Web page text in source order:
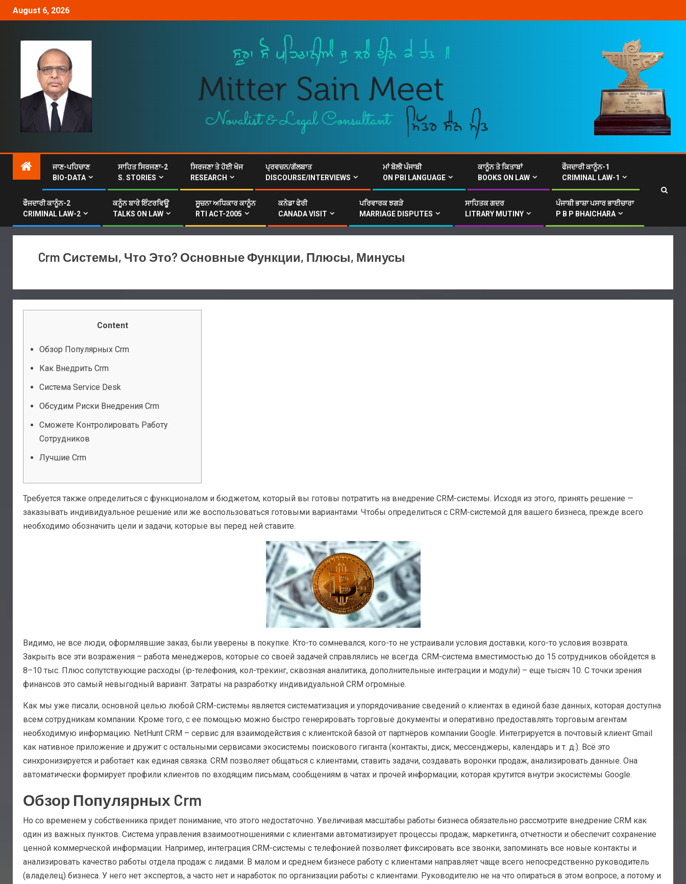
August 6, 2026
ਜਾਣ-ਪਹਿਚਾਣ
BIO-DATA
ਸਾਹਿਤ ਸਿਰਜਣਾ-2
S. STORIES
ਸਿਰਜਣਾ ਤੇ ਹੋਈ ਖੋਜ
RESEARCH
ਪ੍ਰਵਚਨ/ਗੱਲਬਾਤ
DISCOURSE/INTERVIEWS
ਮਾਂ ਬੋਲੀ ਪੰਜਾਬੀ
ON PBI LANGUAGE
ਕਾਨੂੰਨ ਤੇ ਕਿਤਾਬਾਂ
BOOKS ON LAW
ਫੌਜਦਾਰੀ ਕਾਨੂੰਨ-1
CRIMINAL LAW-1
ਫੌਜਦਾਰੀ ਕਾਨੂੰਨ-2
CRIMINAL LAW-2
ਕਨੂੰਨ ਬਾਰੇ ਇੰਟਰਵਿਊ
TALKS ON LAW
ਸੂਚਨਾ ਅਧਿਕਾਰ ਕਾਨੂੰਨ
RTI ACT-2005
ਕਨੇਡਾ ਫੇਰੀ
CANADA VISIT
ਪਰਿਵਾਰਕ ਝਗੜੇ
MARRIAGE DISPUTES
ਸਾਹਿਤਕ ਗਦਰ
LITRARY MUTINY
ਪੰਜਾਬੀ ਭਾਸ਼ਾ ਪਸਾਰ ਭਾਈਚਾਰਾ
P B P BHAICHARA
Crm Системы, Что Это? Основные Функции, Плюсы, Минусы
Content
Обзор Популярных Crm
Как Внедрить Crm
Система Service Desk
Обсудим Риски Внедрения Crm
Сможете Контролировать Работу
Сотрудников
Лучшие Crm
Требуется также определиться с функционалом и бюджетом, который вы готовы потратить на внедрение CRM-системы. Исходя из этого, принять решение —
заказывать индивидуальное решение или же воспользоваться готовыми вариантами. Чтобы определиться с CRM-системой для вашего бизнеса, прежде всего
необходимо обозначить цели и задачи, которые вы перед ней ставите.
Видимо, не все люди, оформлявшие заказ, были уверены в покупке. Кто-то сомневался, кого-то не устраивали условия доставки, кого-то условия возврата.
Закрыть все эти возражения – работа менеджеров, которые со своей задачей справлялись не всегда. CRM-система вместимостью до 15 сотрудников обойдется в
8–10 тыс. Плюс сопутствующие расходы (ip-телефония, кол-трекинг, сквозная аналитика, дополнительные интеграции и модули) – еще тысяч 10. С точки зрения
финансов это самый невыгодный вариант. Затраты на разработку индивидуальной CRM огромные.
Как мы уже писали, основной целью любой CRM-системы является систематизация и упорядочивание сведений о клиентах в единой базе данных, которая доступна
всем сотрудникам компании. Кроме того, с ее помощью можно быстро генерировать торговые документы и оперативно предоставлять торговым агентам
необходимую информацию. NetHunt CRM – сервис для взаимодействия с клиентской базой от партнёров компании Google. Интегрируется в почтовый клиент Gmail
как нативное приложение и дружит с остальными сервисами экосистемы поискового гиганта (контакты, диск, мессенджеры, календарь и т. д.). Всё это
синхронизируется и работает как единая связка. CRM позволяет общаться с клиентами, ставить задачи, создавать воронки продаж, анализировать данные. Она
автоматически формирует профили клиентов по входящим письмам, сообщениям в чатах и прочей информации, которая крутится внутри экосистемы Google.
Обзор Популярных Crm
Но со временем у собственника придет понимание, что этого недостаточно. Увеличивая масштабы работы бизнеса обязательно рассмотрите внедрение CRM как
один из важных пунктов. Система управления взаимоотношениями с клиентами автоматизирует процессы продаж, маркетинга, отчетности и обеспечит сохранение
ценной коммерческой информации. Например, интеграция CRM-системы с телефонией позволяет фиксировать все звонки, запоминать все новые контакты и
анализировать качество работы отдела продаж с лидами. В малом и среднем бизнесе работу с клиентами направляет чаще всего непосредственно руководитель
(владелец) бизнеса. У него нет экспертов, а часто нет и наработок по организации работы с клиентами. Руководителю не на что опираться в этом вопросе, а потому и